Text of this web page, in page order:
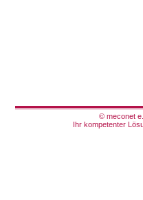
© meconet
Ihr kompetenter